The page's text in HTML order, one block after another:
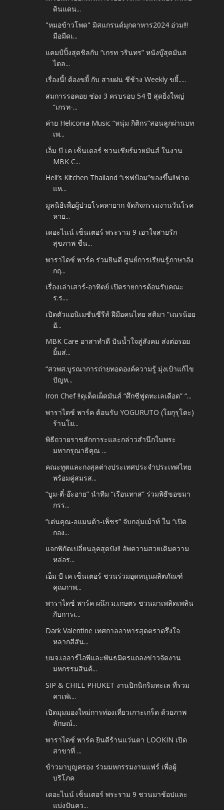
ดินแดน...
"หมอข้าวโพด" มิสแกรนด์มุกดาหาร2024 อ่วม!!!
มือมืดเ...
แคมป์ปิ้งสุดชิลกับ “เกรท วรินทร” หนังบู๊สุดมันส
ไตล...
เรื่องนี้! ต้องขยี้ กับ สายฝน ชีช้าง Weekly ขยี้.....
สมการรอคอย ช่อง 3 ครบรอบ 54 ปี สุดยิ่งใหญ่
“เกรท-...
ค่าย Heliconia Music “หนุ่ม กิติกร”สอนลูกผ่านบท
เพ...
เอ็ม บี เค เซ็นเตอร์ ชวนเชียร์มวยมันส์ ในงาน
MBK C...
Hell’s Kitchen Thailand “เชฟป้อม”ของขึ้น!!ฟาด
แห...
มูลนิธิเพื่อผู้ป่วยโรคหายาก จัดกิจกรรมงานวันโรค
หาย...
เดอะไนน์ เซ็นเตอร์ พระราม 9 เอาใจสายรัก
สุขภาพ ชื่น...
พาราไดซ์ พาร์ค ร่วมยินดี ศูนย์การเรียนรู้ภาษาอัง
กฤ...
เรื่องเล่าเสาร์-อาทิตย์ เปิดรายการต้อนรับคณะ
ร.ร....
เปิดตัวแอนิเมชันซีรีส์ ฝีมือคนไทย สติมา “เณรน้อย
อั...
MBK Care อาสาทำดี ปันน้ำใจสู่สังคม ส่งต่อรอย
ยิ้มส่...
“สวพส.บูรณาการถ่ายทอดองค์ความรู้ มุ่งเป้าแก้ไข
ปัญห...
Iron Chef !!ดุเด็ดเผ็ดมันส์ “ศึกซีฟูดทะเลเดือด” “...
พาราไดซ์ พาร์ค ต้อนรับ YOGURUTO (โยกุรุโตะ)
ร้านโย...
พิธีถวายราชสักการะและกล่าวสำนึกในพระ
มหากรุณาธิคุณ ...
คณะทูตและกงสุลต่างประเทศประจำประเทศไทย
พร้อมคู่สมรส...
“บูม-ตี๋-อ๊ะอาย” นำทีม “เรือนทาส” ร่วมพิธีขอขมา
กรร...
“เด่นคุณ-อแมนด้า-เพ็ชร” จับกลุ่มเม้าท์ ใน “เปิด
กอง...
แจกพิกัดเปลี่ยนลุคสุดปัง!! อัพความสวยเติมความ
หล่อร...
เอ็ม บี เค เซ็นเตอร์ ชวนร่วมอุดหนุนผลิตภัณฑ์
คุณภาพ...
พาราไดซ์ พาร์ค ผนึก ม.เกษตร ชวนมาเพลิดเพลิน
กับการเ...
Dark Valentine เทศกาลอาหารสุดตราตรึงใจ
หลากสีสัน...
บมจ.เออาร์ไอพีและพันธมิตรแถลงข่าวจัดงาน
มหกรรมสินค้...
SIP & CHILL PHUKET งานปิกนิกริมทะเล ที่รวม
คาเฟ่เ...
เปิดมุมมองใหม่การท่องเที่ยวเกาะเกร็ด ด้วยภาพ
ลักษณ์...
พาราไดซ์ พาร์ค ยินดีร้านแว่นตา LOOKIN เปิด
สาขาที่ ...
ข้าวมาบุญครอง ร่วมมหกรรมงานแฟร์ เพื่อผู้
บริโภค
เดอะไนน์ เซ็นเตอร์ พระราม 9 ชวนมาช้อปและ
แบ่งปันคว...